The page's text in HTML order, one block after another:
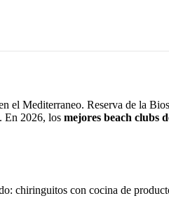
el Mediterraneo. Reserva de la
. En 2026, los mejores beach clubs
chiringuitos con cocina de